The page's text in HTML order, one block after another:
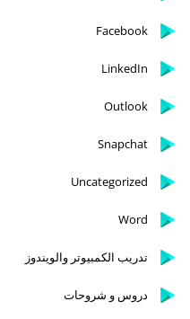
Facebook
LinkedIn
Outlook
Snapchat
Uncategorized
Word
تدريب الكمبيوتر والويندوز
دروس و شروحات